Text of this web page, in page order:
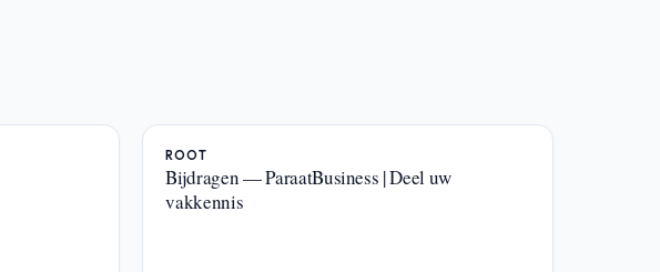
ROOT
Bijdragen — ParaatBusiness | Deel uw
vakkennis